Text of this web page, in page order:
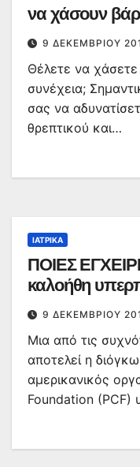
να χάσουν
9 ΔΕΚΕΜΒΡΊΟΥ
Θέλετε να
συνέχεια;
σας να
θρεπτικού και…
ΙΑΤΡΙΚΆ
ΠΟΙΕΣ
καλοήθη
9 ΔΕΚΕΜΒΡΊΟΥ
Μια από τις
αποτελεί η
αμερικανικός
Foundation (PCF)